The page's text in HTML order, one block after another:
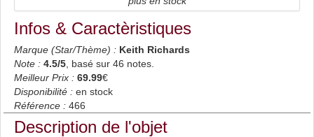
Infos & Caractèristiques
Marque (Star/Thème) : Keith Richards
Note : 4.5/5 , basé sur 46 notes.
Meilleur Prix : 69.99€
Disponibilité : en stock
Référence : 466
Description de l'objet